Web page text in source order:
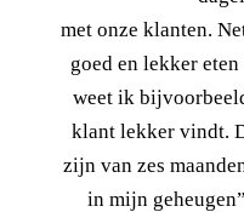
met onze klanten.
goed en lekker
weet ik
klant lekker vindt.
zijn van zes
in mijn